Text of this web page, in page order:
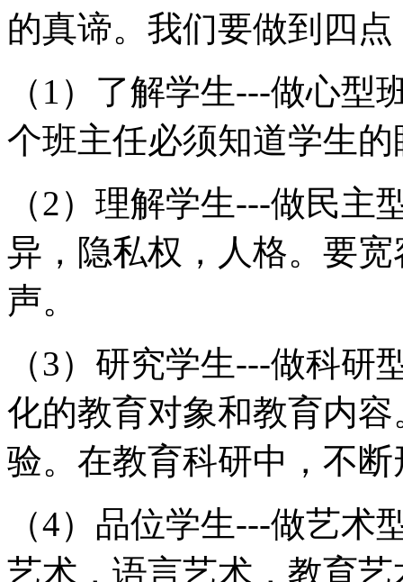
的真谛。我们要做到四点
（1）了解学生---做心
个班主任必须知道学生
（2）理解学生---做民
异，隐私权，人格。要
声。
（3）研究学生---做科
化的教育对象和教育内
验。在教育科研中，不
（4）品位学生---做艺
艺术，语言艺术，教育